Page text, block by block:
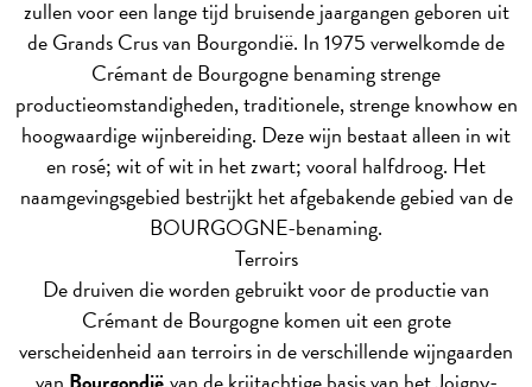
zullen voor een lange tijd bruisende jaargangen geboren uit
de Grands Crus van Bourgondië. In 1975 verwelkomde de
Crémant de Bourgogne benaming strenge
productieomstandigheden, traditionele, strenge knowhow en
hoogwaardige wijnbereiding. Deze wijn bestaat alleen in wit
en rosé; wit of wit in het zwart; vooral halfdroog. Het
naamgevingsgebied bestrijkt het afgebakende gebied van de
BOURGOGNE-benaming.
Terroirs
De druiven die worden gebruikt voor de productie van
Crémant de Bourgogne komen uit een grote
verscheidenheid aan terroirs in de verschillende wijngaarden